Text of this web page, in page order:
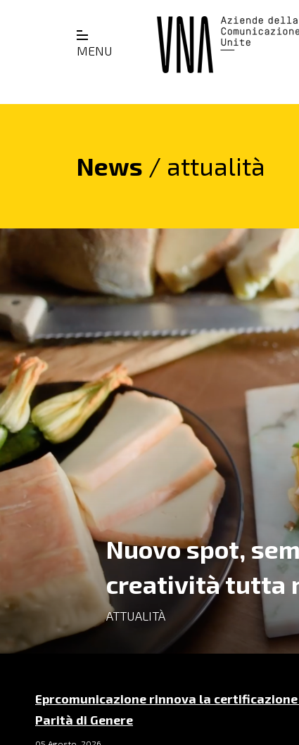
MENU
News / attualità
Nuovo spot,
creatività tutta
ATTUALITÀ
Eprcomunicazione rinnova la
Parità di Genere